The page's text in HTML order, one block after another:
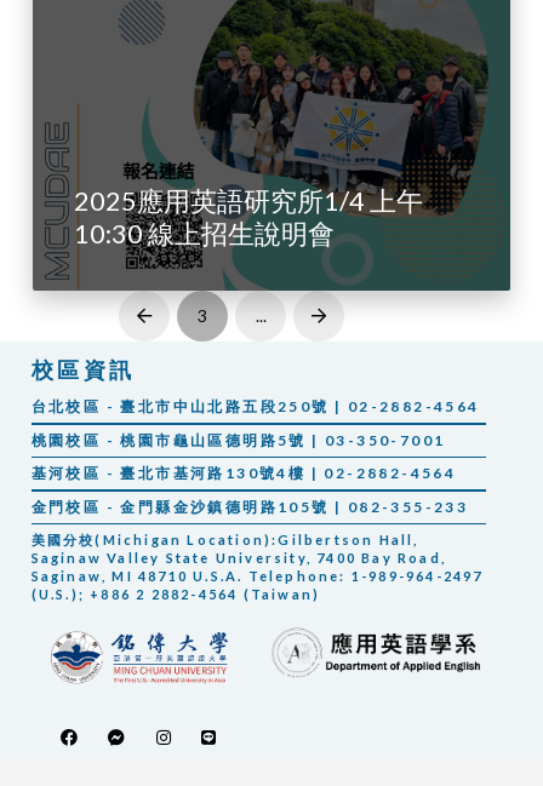
2025應用英語研究所1/4 上午
10:30 線上招生說明會
Prev 3 ... Next
校區資訊
台北校區 - 臺北市中山北路五段250號 | 02-2882-4564
桃園校區 - 桃園市龜山區德明路5號 | 03-350-7001
基河校區 - 臺北市基河路130號4樓 | 02-2882-4564
金門校區 - 金門縣金沙鎮德明路105號 | 082-355-233
美國分校(Michigan Location):Gilbertson Hall,
Saginaw Valley State University, 7400 Bay Road,
Saginaw, MI 48710 U.S.A. Telephone: 1-989-964-2497
(U.S.); +886 2 2882-4564 (Taiwan)